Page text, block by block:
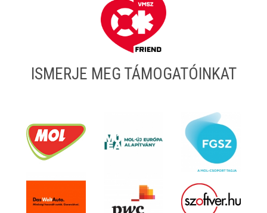
ISMERJE MEG TÁMOGATÓINKAT